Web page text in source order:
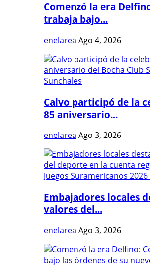
Comenzó la era
trabaja bajo...
enelarea Ago 4, 2026
Calvo participó de la
85 aniversario...
enelarea Ago 3, 2026
Embajadores locales
valores del...
enelarea Ago 3, 2026